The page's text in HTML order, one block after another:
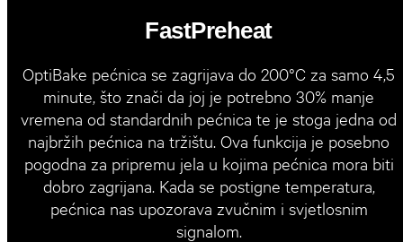
FastPreheat
OptiBake pećnica se zagrijava do 200°C za samo 4,5
minute, što znači da joj je potrebno 30% manje
vremena od standardnih pećnica te je stoga jedna od
najbržih pećnica na tržištu. Ova funkcija je posebno
pogodna za pripremu jela u kojima pećnica mora biti
dobro zagrijana. Kada se postigne temperatura,
pećnica nas upozorava zvučnim i svjetlosnim
signalom.